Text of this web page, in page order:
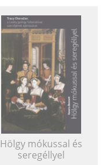
Hölgy mókussal és
seregéllyel